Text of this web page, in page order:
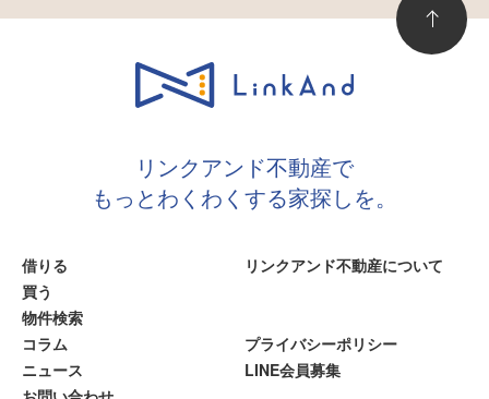
リンクアンド不動産で
もっとわくわくする家探しを。
借りる
買う
物件検索
リンクアンド不動産について
コラム
ニュース
プライバシーポリシー
LINE会員募集